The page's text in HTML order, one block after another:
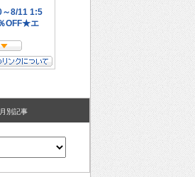
月別記事